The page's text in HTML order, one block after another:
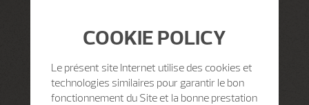
COOKIE POLICY
Le présent site Internet utilise des cookies et
technologies similaires pour garantir le bon
fonctionnement du Site et la bonne prestation